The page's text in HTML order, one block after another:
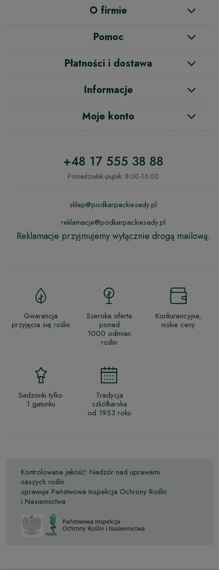
O firmie
Pomoc
Płatności i dostawa
Informacje
Moje konto
+48 17 555 38 88
Poniedziałek-piątek: 8:00-16:00
sklep@podkarpackiesady.pl
reklamacje@podkarpackiesady.pl
Reklamacje przyjmujemy wyłącznie drogą mailową.
Gwarancja
przyjęcia się roślin
Szeroka oferta
ponad
1000 odmian
roślin
Konkurencyjne,
niskie ceny
Sadzonki tylko
1 gatunku
Tradycja
szkółkarska
od 1953 roku
Kontrolowana jakość! Nadzór nad uprawami
naszych roślin
sprawuje Państwowa Inspekcja Ochrony Roślin
i Nasiennictwa